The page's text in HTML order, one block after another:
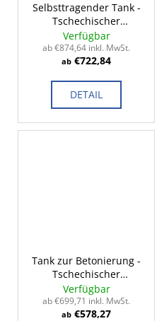
Selbsttragender Tank -
Tschechischer
Standard 2-14m³
Verfügbar
ab €874,64 inkl. MwSt.
ab €722,84
DETAIL
Tank zur Betonierung -
Tschechischer
Standard 2-14m³
Verfügbar
ab €699,71 inkl. MwSt.
ab €578,27